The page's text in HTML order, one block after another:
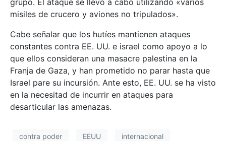
misiles de crucero y aviones no tripulados».
Cabe señalar que los hutíes mantienen ataques
constantes contra EE. UU. e israel como apoyo a lo
que ellos consideran una masacre palestina en la
Franja de Gaza, y han prometido no parar hasta que
Israel pare su incursión. Ante esto, EE. UU. se ha visto
en la necesitad de incurrir en ataques para
desarticular las amenazas.
contra poder EEUU internacional